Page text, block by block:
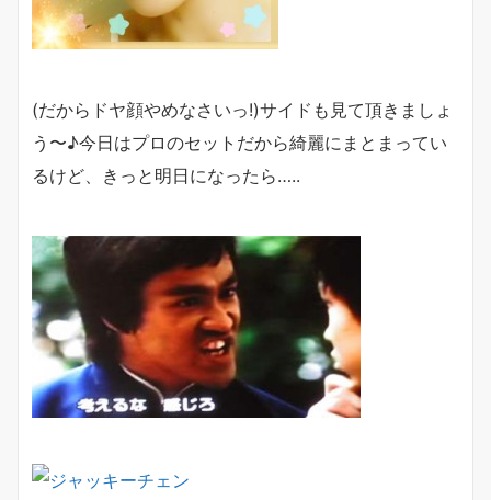
(だからドヤ顔やめなさいっ!)サイドも見て頂きましょ
う〜♪今日はプロのセットだから綺麗にまとまってい
るけど、きっと明日になったら…..